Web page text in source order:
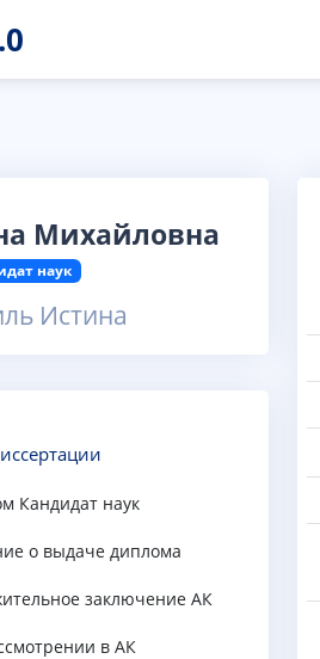
Михайловна
наук
Истина
Кандидат наук
о выдаче диплома
заключение АК
в АК